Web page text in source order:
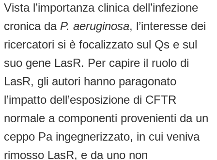
Vista l’importanza clinica dell’infezione
cronica da P. aeruginosa, l’interesse dei
ricercatori si è focalizzato sul Qs e sul
suo gene LasR. Per capire il ruolo di
LasR, gli autori hanno paragonato
l’impatto dell’esposizione di CFTR
normale a componenti provenienti da un
ceppo Pa ingegnerizzato, in cui veniva
rimosso LasR, e da uno non